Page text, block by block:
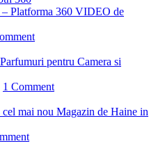
Platforma 360 VIDEO de
pentru Camera si
1 Comment
mai nou Magazin de Haine in